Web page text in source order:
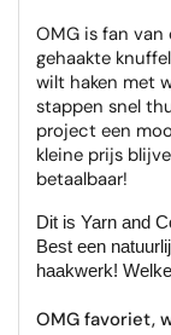
OMG is fan
gehaakte
wilt haken met
stappen snel
project een
kleine prijs
betaalbaar!
Dit is Yarn and
Best een
haakwerk!
OMG favoriet,